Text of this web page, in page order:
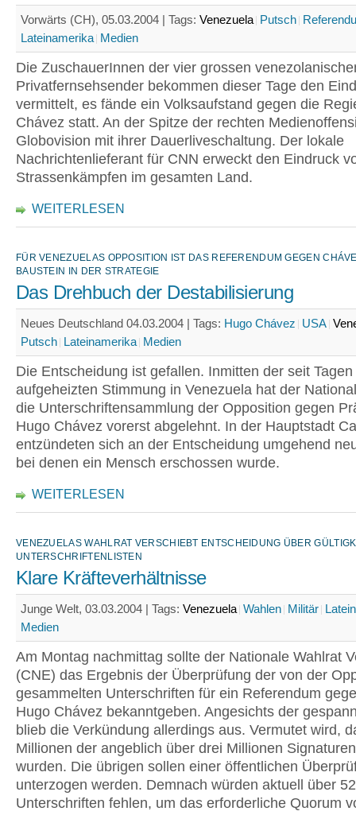
Vorwärts (CH), 05.03.2004 | Tags: Venezuela Putsch
Lateinamerika Medien
Die ZuschauerInnen der vier grossen
Privatfernsehsender bekommen dieser Tage den
vermittelt, es fände ein Volksaufstand gegen die
Chávez statt. An der Spitze der rechten
Globovision mit ihrer Dauerliveschaltung. Der lokale
Nachrichtenlieferant für CNN erweckt den Eindruck
Strassenkämpfen im gesamten Land.
WEITERLESEN
FÜR VENEZUELAS OPPOSITION IST DAS REFERENDUM GEGEN
BAUSTEIN IN DER STRATEGIE
Das Drehbuch der Destabilisierung
Neues Deutschland 04.03.2004 | Tags: Hugo Chávez USA
Putsch Lateinamerika Medien
Die Entscheidung ist gefallen. Inmitten der seit Tagen
aufgeheizten Stimmung in Venezuela hat der
die Unterschriftensammlung der Opposition gegen
Hugo Chávez vorerst abgelehnt. In der Hauptstadt
entzündeten sich an der Entscheidung umgehend
bei denen ein Mensch erschossen wurde.
WEITERLESEN
VENEZUELAS WAHLRAT VERSCHIEBT ENTSCHEIDUNG ÜBER
UNTERSCHRIFTENLISTEN
Klare Kräfteverhältnisse
Junge Welt, 03.03.2004 | Tags: Venezuela Wahlen Militär
Medien
Am Montag nachmittag sollte der Nationale Wahlrat
(CNE) das Ergebnis der Überprüfung der von der
gesammelten Unterschriften für ein Referendum
Hugo Chávez bekanntgeben. Angesichts der
blieb die Verkündung allerdings aus. Vermutet wird,
Millionen der angeblich über drei Millionen
wurden. Die übrigen sollen einer öffentlichen
unterzogen werden. Demnach würden aktuell über
Unterschriften fehlen, um das erforderliche Quorum